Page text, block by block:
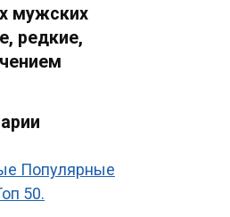
мужских
редкие,
Популярные
50.